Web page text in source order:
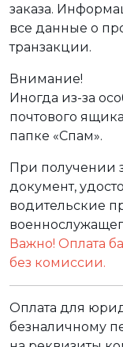
заказа.
все данные о
транзакции.
Внимание!
Иногда из-за
почтового
папке «Спам».
При получении
документ,
водительские
Важно! Оплата
без комиссии.
Оплата для
безналичному